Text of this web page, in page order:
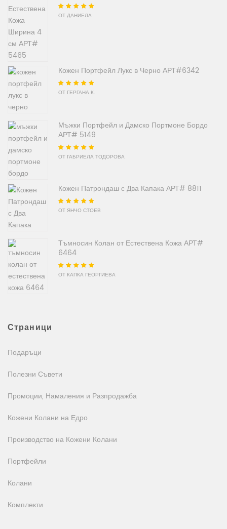
Оценено на5
ОТ ДАНИЕЛА
Кожен Портфейл Лукс в Черно АРТ#6342
Оценено на 5
ОТ ГЕРГАНА К.
Мъжки Портфейл и Дамско Портмоне Бордо
АРТ# 5149
Оценено на5 от
ОТ ГАБРИЕЛА ТОДОРОВА
Кожен Патрондаш с Два Капака АРТ# 8811
Оценено на5от
ОТ ЯНЧО СТОЕВ
Тъмносин Колан от Естествена Кожа АРТ#
6464
Оценено на5от
ОТ КАПКА ГЕОРГИЕВА
Страници
Подаръци
Полезни Съвети
Промоции, Намаления и Разпродажба
Кожени Колани на Едро
Производство на Кожени Колани
Портфейли
Колани
Комплекти